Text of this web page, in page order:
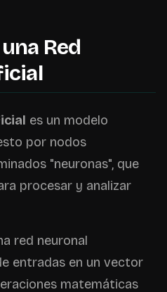
Red
es un modelo
por nodos
"neuronas", que
procesar y analizar
red neuronal
entradas en un vector
matemáticas